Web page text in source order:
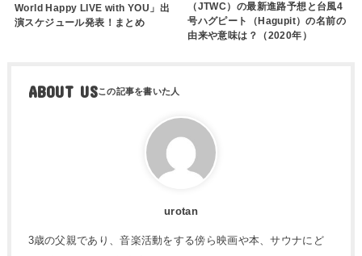
World Happy LIVE with YOU」出
演スケジュール発表！まとめ
（JTWC）の最新進路予想と台風4
号ハグピート（Hagupit）の名前の
由来や意味は？（2020年）
ABOUT US
urotan
3歳の父親であり、音楽活動をする傍ら映画や本、サウナにど